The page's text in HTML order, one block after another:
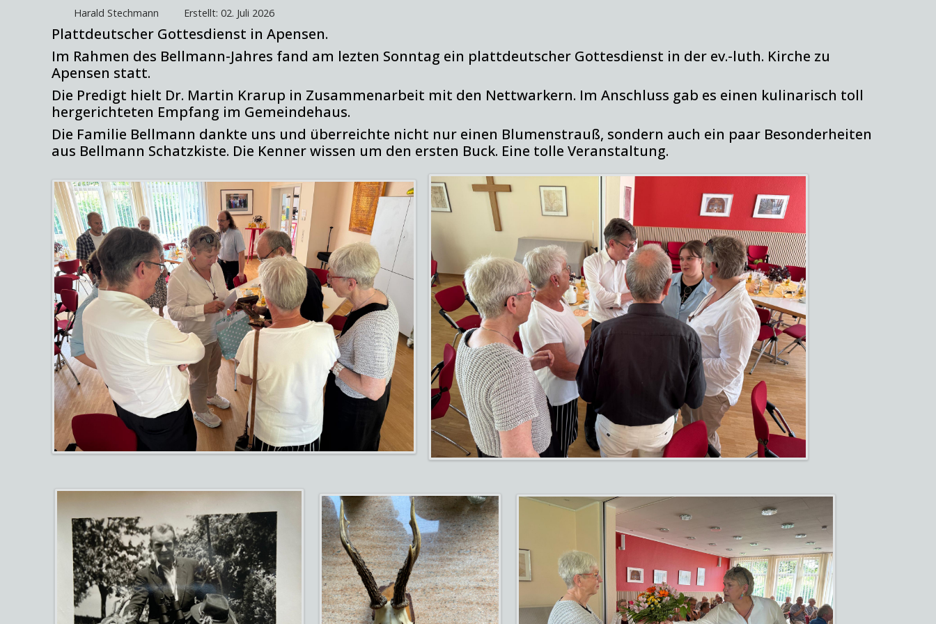
Harald Stechmann Erstellt: 02. Juli 2026
Plattdeutscher Gottesdienst in Apensen.
Im Rahmen des Bellmann-Jahres fand am lezten Sonntag ein plattdeutscher Gottesdienst in der ev.-luth. Kirche zu
Apensen statt.
Die Predigt hielt Dr. Martin Krarup in Zusammenarbeit mit den Nettwarkern. Im Anschluss gab es einen kulinarisch toll
hergerichteten Empfang im Gemeindehaus.
Die Familie Bellmann dankte uns und überreichte nicht nur einen Blumenstrauß, sondern auch ein paar Besonderheiten
aus Bellmann Schatzkiste. Die Kenner wissen um den ersten Buck. Eine tolle Veranstaltung.